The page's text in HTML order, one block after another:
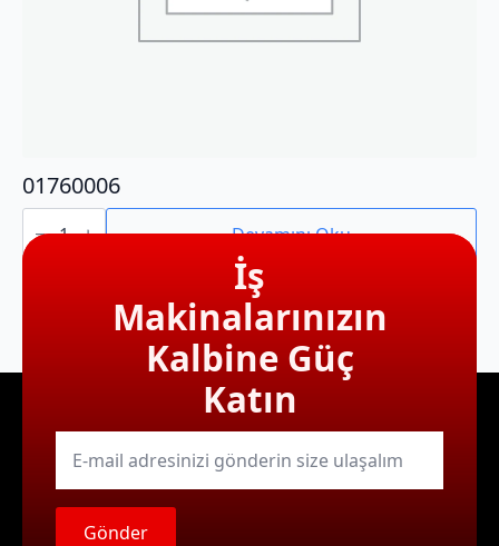
01760006
01760006
adet Devamını Oku
İş
Makinalarınızın
Kalbine Güç
Katın
E-
mail
Gönder